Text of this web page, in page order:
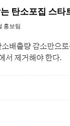
탄소포집 스타
홍보팀
배출량 감소만으
서 제거해야 한다.